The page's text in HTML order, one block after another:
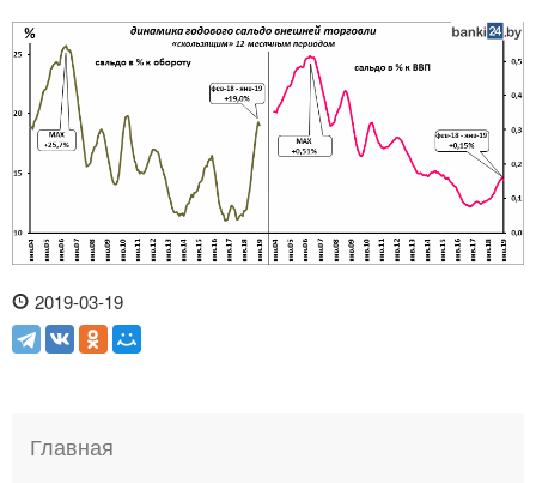
2019-03-19
Главная